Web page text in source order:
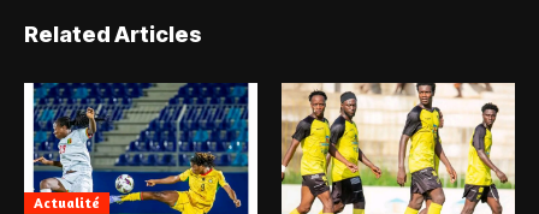
Related Articles
Actualité